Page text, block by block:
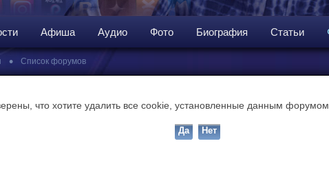
Афиша Аудио Фото Биография Статьи
• Список форумов
что хотите удалить все cookie, установленные данным